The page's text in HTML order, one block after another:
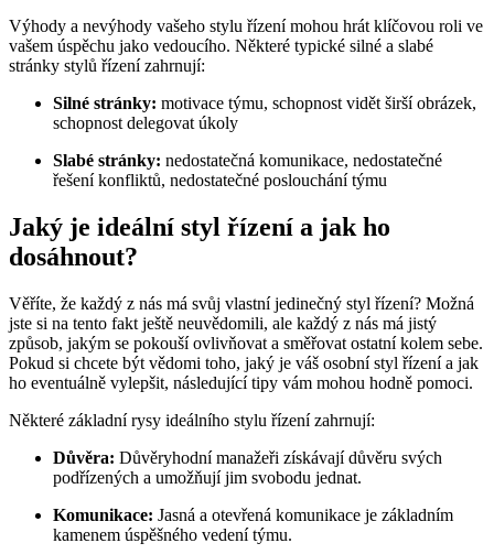
Výhody a nevýhody vašeho stylu řízení mohou hrát klíčovou roli ve
vašem úspěchu jako vedoucího. Některé typické silné a slabé
stránky stylů řízení zahrnují:
Silné stránky: motivace týmu, schopnost vidět širší obrázek,
schopnost delegovat úkoly
Slabé stránky: nedostatečná komunikace, nedostatečné
řešení konfliktů, nedostatečné poslouchání týmu
Jaký je ideální styl řízení a jak ho
dosáhnout?
Věříte, že každý z nás má svůj vlastní jedinečný styl řízení? Možná
jste si na tento fakt ještě neuvědomili, ale každý z nás má jistý
způsob, jakým se pokouší ovlivňovat a směřovat ostatní kolem sebe.
Pokud si chcete být vědomi toho, jaký je váš osobní styl řízení a jak
ho eventuálně vylepšit, následující tipy vám mohou hodně pomoci.
Některé základní rysy ideálního stylu řízení zahrnují:
Důvěra: Důvěryhodní manažeři získávají důvěru svých
podřízených a umožňují jim svobodu jednat.
Komunikace: Jasná a otevřená komunikace je základním
kamenem úspěšného vedení týmu.